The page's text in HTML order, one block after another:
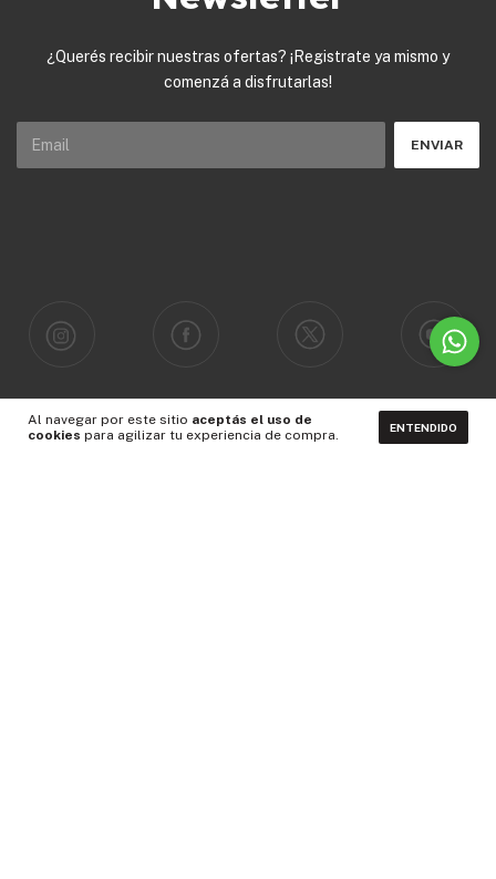
Al navegar por este sitio aceptás el uso de
cookies para agilizar tu experiencia de compra. ENTENDIDO
¿Querés recibir nuestras ofertas? ¡Registrate ya mismo y
comenzá a disfrutarlas!